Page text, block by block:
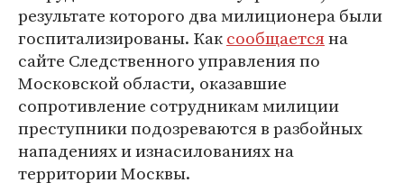
результате которого два милиционера были
госпитализированы. Каксообщаетсяна
сайте Следственного управления по
Московской области, оказавшие
сопротивление сотрудникам милиции
преступники подозреваются в разбойных
нападениях и изнасилованиях на
территории Москвы.